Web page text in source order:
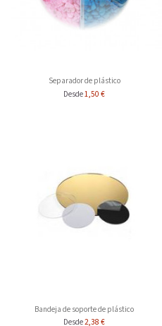
Separador de plástico
Desde1,50 €
Bandeja de soporte de plástico
Desde2,38 €